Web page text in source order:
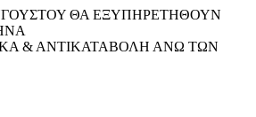
ΘΑ ΕΞΥΠΗΡΕΤΗΘΟΥΝ
& ΑΝΤΙΚΑΤΑΒΟΛΗ ΑΝΩ ΤΩΝ